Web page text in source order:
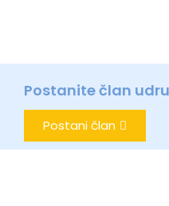
Postanite član
Postani član